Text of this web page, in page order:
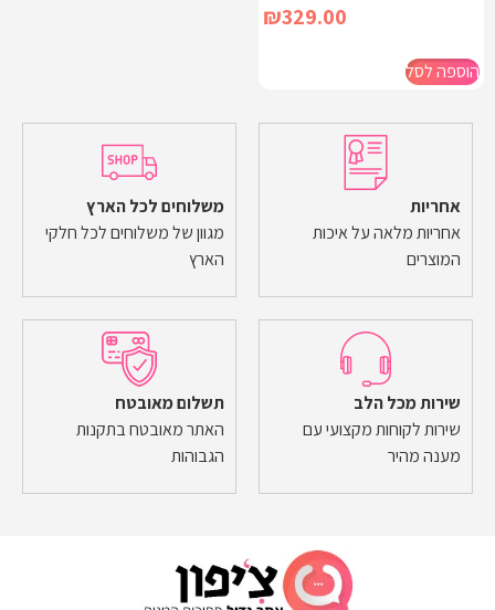
₪329.00
הוספה לסל
אחריות
אחריות מלאה על איכות
המוצרים
משלוחים לכל הארץ
מגוון של משלוחים לכל חלקי
הארץ
שירות מכל הלב
שירות לקוחות מקצועי עם
מענה מהיר
תשלום מאובטח
האתר מאובטח בתקנות
הגבוהות